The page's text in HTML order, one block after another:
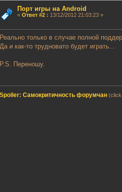
Порт игры на Android
« Ответ #2: 13/12/2012 21:03:23 »
Реально только в случае полной
Да и как-то трудновато будет играть...
P.S. Переношу.
Spoiler: Самокритичность форумчан (click